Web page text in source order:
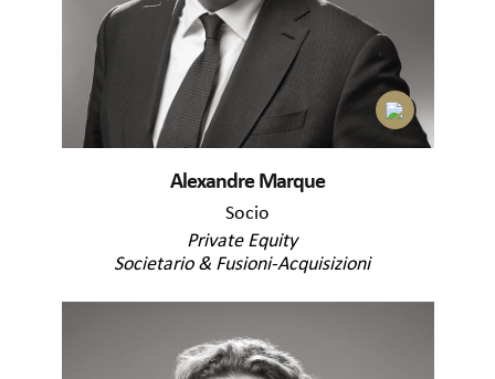
Alexandre Marque
Socio
Private Equity
Societario & Fusioni-Acquisizioni